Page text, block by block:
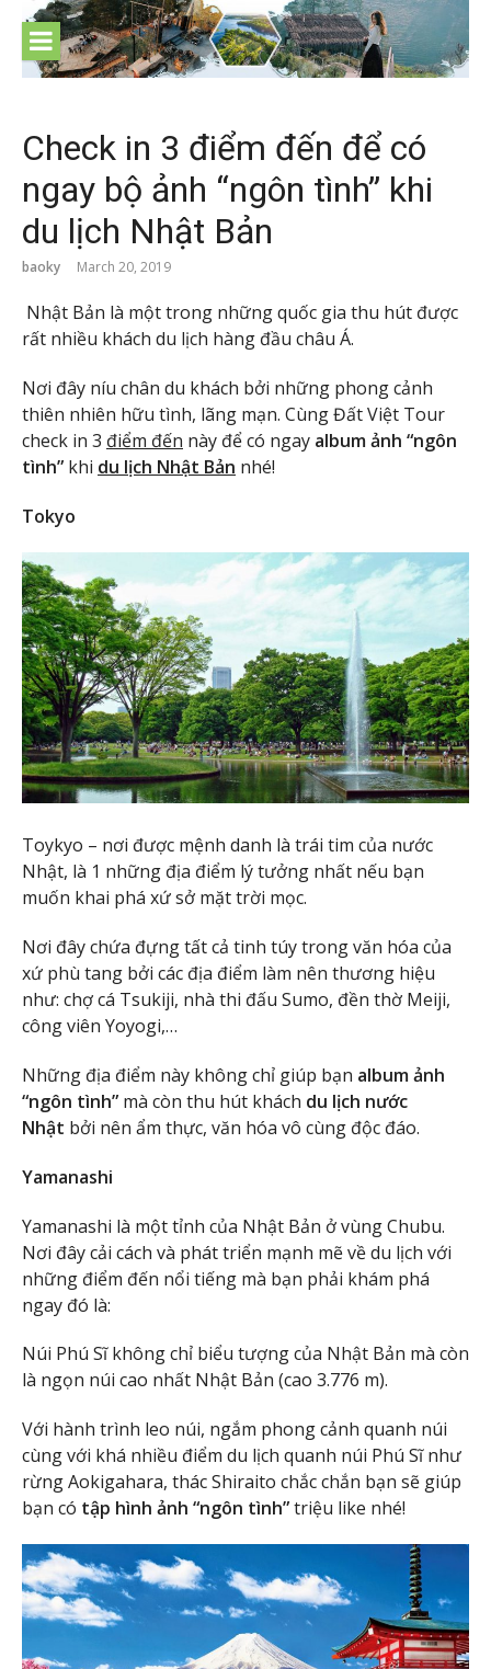
content
Check in 3 điểm đến để có
ngay bộ ảnh “ngôn tình” khi
du lịch Nhật Bản
baoky March 20, 2019
Nhật Bản là một trong những quốc gia thu hút được
rất nhiều khách du lịch hàng đầu châu Á.
Nơi đây níu chân du khách bởi những phong cảnh
thiên nhiên hữu tình, lãng mạn. Cùng Đất Việt Tour
check in 3 điểm đến này để có ngay album ảnh “ngôn
tình” khi du lịch Nhật Bản nhé!
Tokyo
Toykyo – nơi được mệnh danh là trái tim của nước
Nhật, là 1 những địa điểm lý tưởng nhất nếu bạn
muốn khai phá xứ sở mặt trời mọc.
Nơi đây chứa đựng tất cả tinh túy trong văn hóa của
xứ phù tang bởi các địa điểm làm nên thương hiệu
như: chợ cá Tsukiji, nhà thi đấu Sumo, đền thờ Meiji,
công viên Yoyogi,…
Những địa điểm này không chỉ giúp bạn album ảnh
“ngôn tình” mà còn thu hút khách du lịch nước
Nhật bởi nên ẩm thực, văn hóa vô cùng độc đáo.
Yamanashi
Yamanashi là một tỉnh của Nhật Bản ở vùng Chubu.
Nơi đây cải cách và phát triển mạnh mẽ về du lịch với
những điểm đến nổi tiếng mà bạn phải khám phá
ngay đó là:
Núi Phú Sĩ không chỉ biểu tượng của Nhật Bản mà còn
là ngọn núi cao nhất Nhật Bản (cao 3.776 m).
Với hành trình leo núi, ngắm phong cảnh quanh núi
cùng với khá nhiều điểm du lịch quanh núi Phú Sĩ như
rừng Aokigahara, thác Shiraito chắc chắn bạn sẽ giúp
bạn có tập hình ảnh “ngôn tình”triệu like nhé!